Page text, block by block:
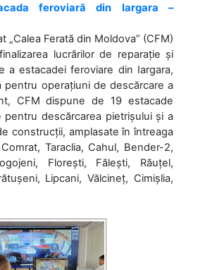
feroviară din Iargara –
„Calea Ferată din Moldova” (CFM)
lucrărilor de reparație și
a estacadei feroviare din Iargara,
pentru operațiuni de descărcare a
CFM dispune de 19 estacade
pentru descărcarea pietrișului și a
construcții, amplasate în întreaga
Taraclia, Cahul, Bender-2,
Florești, Fălești, Răuțel,
Lipcani, Vălcineț, Cimișlia,